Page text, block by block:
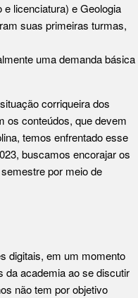
licenciatura) e Geologia
suas primeiras turmas,
uma demanda básica
corriqueira dos
os conteúdos, que devem
temos enfrentado esse
buscamos encorajar os
por meio de
digitais, em um momento
da academia ao se discutir
não tem por objetivo